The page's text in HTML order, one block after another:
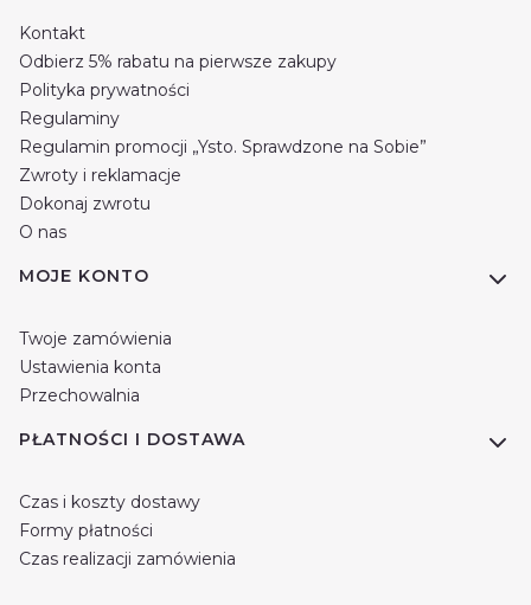
Kontakt
Odbierz 5% rabatu na pierwsze zakupy
Polityka prywatności
Regulaminy
Regulamin promocji „Ysto. Sprawdzone na Sobie”
Zwroty i reklamacje
Dokonaj zwrotu
O nas
MOJE KONTO
Twoje zamówienia
Ustawienia konta
Przechowalnia
PŁATNOŚCI I DOSTAWA
Czas i koszty dostawy
Formy płatności
Czas realizacji zamówienia